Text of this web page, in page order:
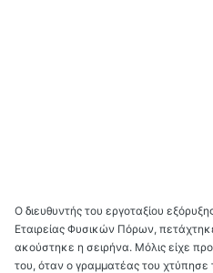
Ο διευθυντής του εργοταξίου
Εταιρείας Φυσικών Πόρων,
ακούστηκε η σειρήνα. Μόλις είχε
του, όταν ο γραμματέας του χτύπησε